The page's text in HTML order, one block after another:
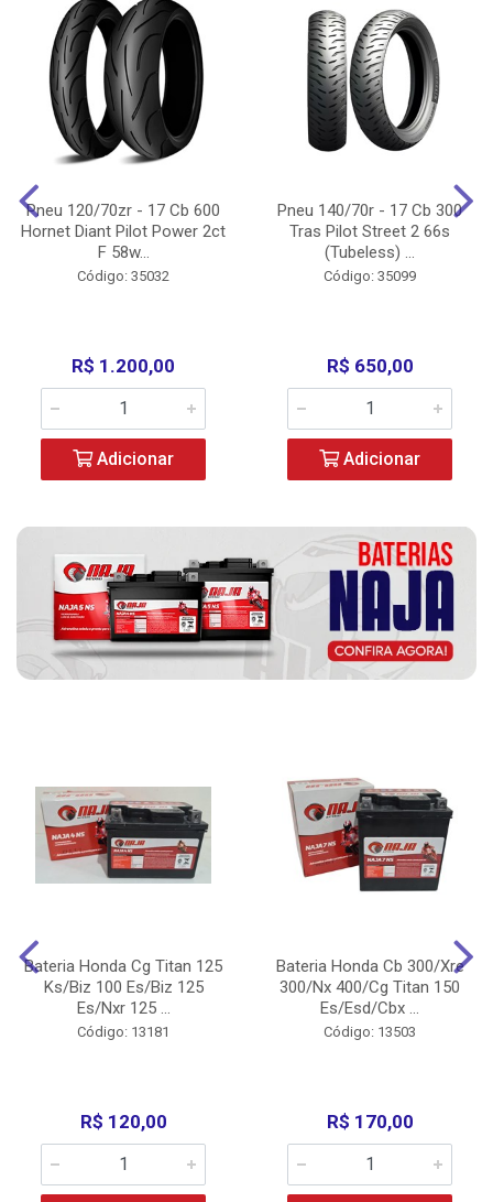
Pneu 120/70zr - 17 Cb 600
Hornet Diant Pilot Power 2ct
F 58w...
Código: 35032
R$ 1.200,00
Adicionar
Pneu 140/70r - 17 Cb 300
Tras Pilot Street 2 66s
(Tubeless) ...
Código: 35099
R$ 650,00
Adicionar
Bateria Honda Cg Titan 125
Ks/Biz 100 Es/Biz 125
Es/Nxr 125 ...
Código: 13181
R$ 120,00
Bateria Honda Cb 300/Xre
300/Nx 400/Cg Titan 150
Es/Esd/Cbx ...
Código: 13503
R$ 170,00